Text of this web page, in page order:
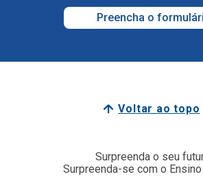
Preencha o
Voltar ao topo
Surpreenda o seu
Surpreenda-se com o